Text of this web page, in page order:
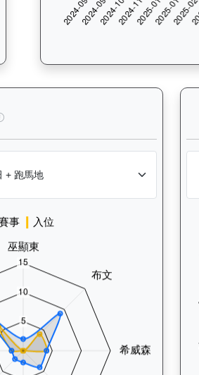
駒在不同途程距離（1000
連連幸運（K010）— 騎師統